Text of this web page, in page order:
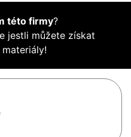
této firmy?
jestli můžete získat